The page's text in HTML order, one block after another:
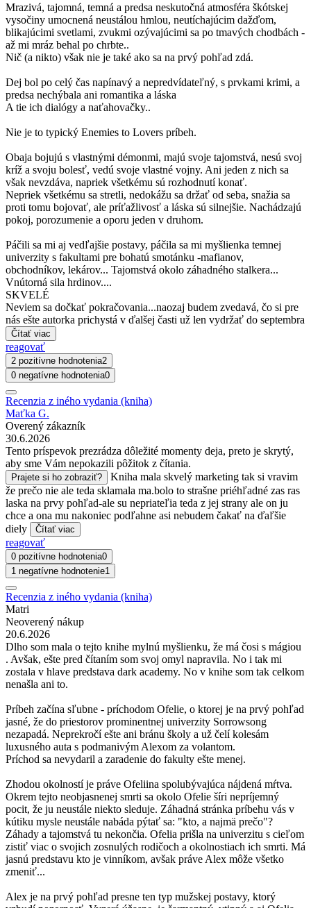
Mrazivá, tajomná, temná a predsa neskutočná atmosféra škótskej
vysočiny umocnená neustálou hmlou, neutíchajúcim dažďom,
blikajúcimi svetlami, zvukmi ozývajúcimi sa po tmavých chodbách -
až mi mráz behal po chrbte..
Nič (a nikto) však nie je také ako sa na prvý pohľad zdá.
Dej bol po celý čas napínavý a nepredvídateľný, s prvkami krimi, a
predsa nechýbala ani romantika a láska
A tie ich dialógy a naťahovačky..
Nie je to typický Enemies to Lovers príbeh.
Obaja bojujú s vlastnými démonmi, majú svoje tajomstvá, nesú svoj
kríž a svoju bolesť, vedú svoje vlastné vojny. Ani jeden z nich sa
však nevzdáva, napriek všetkému sú rozhodnutí konať.
Nepriek všetkému sa stretli, nedokážu sa držať od seba, snažia sa
proti tomu bojovať, ale príťažlivosť a láska sú silnejšie. Nachádzajú
pokoj, porozumenie a oporu jeden v druhom.
Páčili sa mi aj vedľajšie postavy, páčila sa mi myšlienka temnej
univerzity s fakultami pre bohatú smotánku -mafianov,
obchodníkov, lekárov... Tajomstvá okolo záhadného stalkera...
Vnútorná sila hrdinov....
SKVELÉ
Neviem sa dočkať pokračovania...naozaj budem zvedavá, čo si pre
nás ešte autorka prichystá v ďalšej časti už len vydržať do septembra
Čítať viac
reagovať
2 pozitívne hodnotenia2
0 negatívne hodnotenia0
Recenzia z iného vydania (kniha)
Maťka G.
Overený zákazník
30.6.2026
Tento príspevok prezrádza dôležité momenty deja, preto je skrytý,
aby sme Vám nepokazili pôžitok z čítania.
Prajete si ho zobraziť?
Kniha mala skvelý marketing tak si vravim
že prečo nie ale teda sklamala ma.bolo to strašne priéhľadné zas ras
laska na prvy pohľad-ale su nepriateľia teda z jej strany ale on ju
chce a ona mu nakoniec podľahne asi nebudem čakať na ďaľšie
diely
Čítať viac
reagovať
0 pozitívne hodnotenia0
1 negatívne hodnotenie1
Recenzia z iného vydania (kniha)
Matri
Neoverený nákup
20.6.2026
Dlho som mala o tejto knihe mylnú myšlienku, že má čosi s mágiou
. Avšak, ešte pred čítaním som svoj omyl napravila. No i tak mi
zostala v hlave predstava dark academy. No v knihe som tak celkom
nenašla ani to.
Príbeh začína sľubne - príchodom Ofelie, o ktorej je na prvý pohľad
jasné, že do priestorov prominentnej univerzity Sorrowsong
nezapadá. Neprekročí ešte ani bránu školy a už čelí kolesám
luxusného auta s podmanivým Alexom za volantom.
Príchod sa nevydaril a zaradenie do fakulty ešte menej.
Zhodou okolností je práve Ofeliina spolubývajúca nájdená mŕtva.
Okrem tejto neobjasnenej smrti sa okolo Ofelie šíri nepríjemný
pocit, že ju neustále niekto sleduje. Záhadná stránka príbehu vás v
kútiku mysle neustále nabáda pýtať sa: "kto, a najmä prečo"?
Záhady a tajomstvá tu nekončia. Ofelia prišla na univerzitu s cieľom
zistiť viac o svojich zosnulých rodičoch a okolnostiach ich smrti. Má
jasnú predstavu kto je vinníkom, avšak práve Alex môže všetko
zmeniť...
Alex je na prvý pohľad presne ten typ mužskej postavy, ktorý